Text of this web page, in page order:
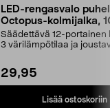
LED-rengasvalo
Octopus-kolmijalka,
tuumaa
Säädettävä 12-portainen
3 värilämpötilaa ja
29,95
Lisää ostoskoriin